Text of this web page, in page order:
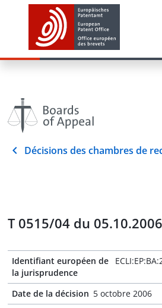
Décisions des chambres de
T 0515/04 du 05.10.2006
Identifiant européen de
la jurisprudence
Date de la décision 5 octobre 2006